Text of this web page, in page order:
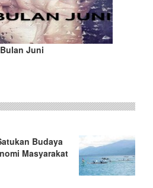
Juni
Budaya
Masyarakat